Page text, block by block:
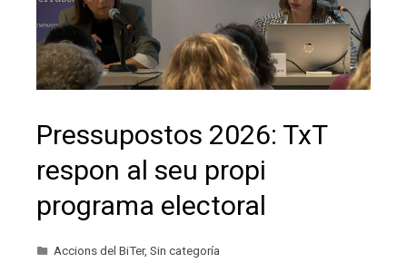
Pressupostos 2026: TxT
respon al seu propi
programa electoral
Accions del BiTer, Sin categoría